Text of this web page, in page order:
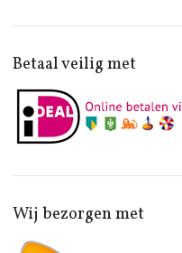
Betaal veilig met
Wij bezorgen met